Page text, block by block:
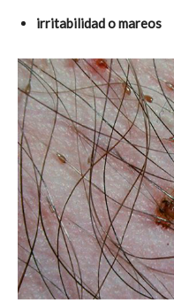
irritabilidad o mareos